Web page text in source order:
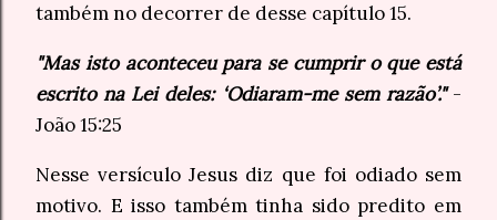
também no decorrer de desse capítulo 15.
"Mas isto aconteceu para se cumprir o que está
escrito na Lei deles: ‘Odiaram-me sem razão’."-
João 15:25
Nesse versículo Jesus diz que foi odiado sem
motivo. E isso também tinha sido predito em